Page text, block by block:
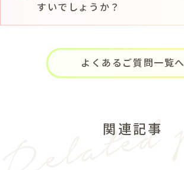
すいでしょうか？
よくあるご質問一覧へ
関連記事